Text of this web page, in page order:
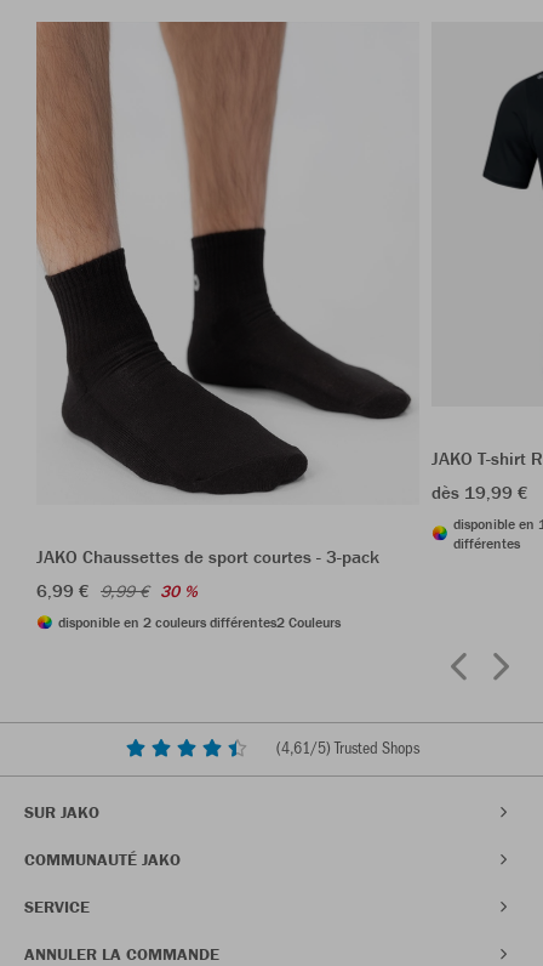
JAKO Chaussettes de sport courtes - 3-pack
6,99 € 9,99 € 30 %
disponible en 2 couleurs différentes2 Couleurs
JAKO T-shirt
dès 19,99 €
disponible en
différentes
(4,61/5) Trusted Shops
SUR JAKO
COMMUNAUTÉ JAKO
SERVICE
ANNULER LA COMMANDE